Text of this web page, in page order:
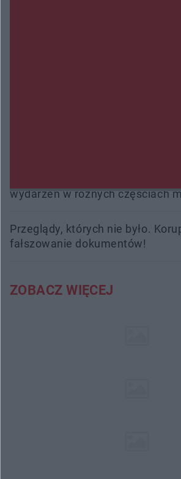
wydarzeń w różnych częściach
Przeglądy, których nie było.
fałszowanie dokumentów!
ZOBACZ WIĘCEJ